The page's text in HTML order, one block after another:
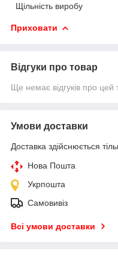
Щільність виробу
Приховати
Відгуки про товар
Ще немає відгуків про цей
Умови доставки
Доставка здійснюється
Нова Пошта
Укрпошта
Самовивіз
Всі умови доставки